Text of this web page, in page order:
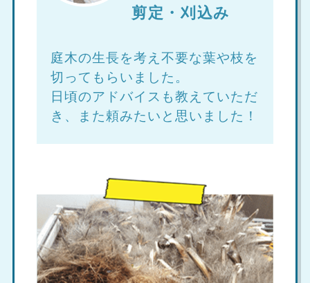
剪定・刈込み
庭木の生長を考え不要な葉や枝を
切ってもらいました。
日頃のアドバイスも教えていただ
き、また頼みたいと思いました！